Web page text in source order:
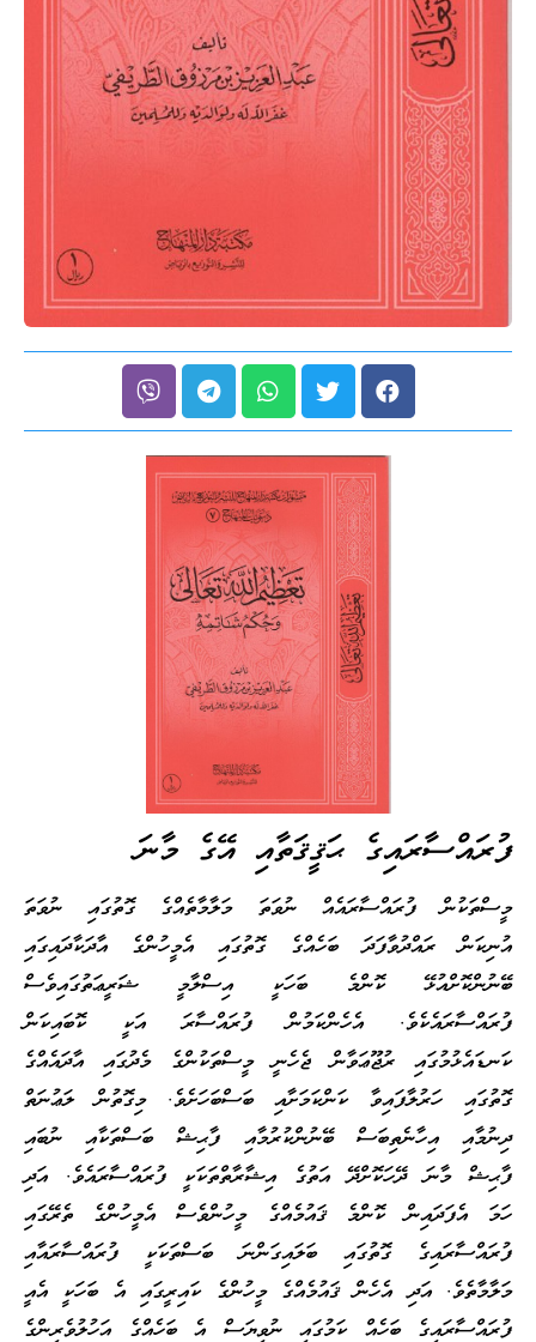
ފުރައްސާރައިގެ ޙަޤީޤަތާއި އޭގެ މާނަ
މީސްތަކުން ފުރައްސާރައެއް ނުވަތަ މަލާމާތެއްގެ ގޮތުގައި ނުވަތަ
އުނިކަން ރައްދުވާފަދަ ބަހެއްގެ ގޮތުގައި އެމީހުންގެ އާދަކާދައިގައި
ބޭނުންކޮށްއުޅޭ ކޮންމެ ބަހަކީ އިސްލާމީ ޝަރީޢަތުގައިވެސް
ފުރައްސާރައެކެވެ. އެހެންކަމުން ފުރައްސާރަ އަކީ ކޮބައިކަން
ކަނޑައެޅުމުގައި ރުޖޫޢަވާން ޖެހެނީ މީސްތަކުންގެ މެދުގައި އާދައެއްގެ
ގޮތުގައި ހަރުލާފައިވާ ކަންކަމަށާއި ބަސްބަހަށެވެ. މިގޮތުން ލަޢުނަތް
ދިނުމާއި އިހާނެތިބަސް ބޭނުންކުރުމާއި ފާޙިޝް ބަސްތަކާއި ނުބައި
ފާޙިޝް މާނަ ދޭހަކޮށްދޭ އަތުގެ އިޝާރާތްތަކަކީ ފުރައްސާރައެވެ. އަދި
ހަމަ އެފަދައިން ކޮންމެ ޤައުމެއްގެ މީހުންވެސް އެމީހުންގެ ތެރޭގައި
ފުރައްސާރައިގެ ގޮތުގައި ބަލައިގަންނަ ބަސްތަކަކީ ފުރައްސާރައާއި
މަލާމާތެވެ. އަދި އެހެން ޤައުމެއްގެ މީހުންގެ ކައިރީގައި އެ ބަހަކީ އެއީ
ފުރައްސާރައިގެ ބަހެއް ކަމުގައި ނުވިޔަސް އެ ބަހެއްގެ އަހުލުވެރިންގެ